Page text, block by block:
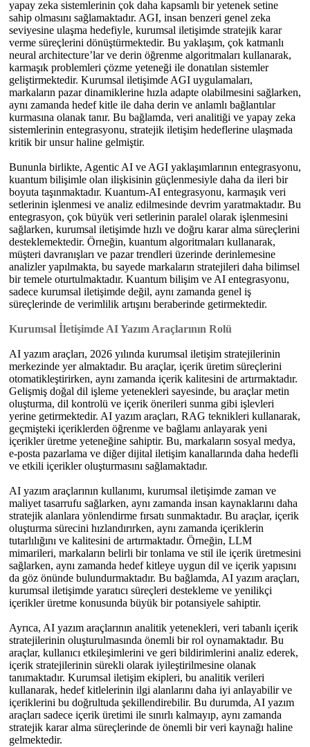
yapay zeka sistemlerinin çok daha kapsamlı bir yetenek setine
sahip olmasını sağlamaktadır. AGI, insan benzeri genel zeka
seviyesine ulaşma hedefiyle, kurumsal iletişimde stratejik karar
verme süreçlerini dönüştürmektedir. Bu yaklaşım, çok katmanlı
neural architecture’lar ve derin öğrenme algoritmaları kullanarak,
karmaşık problemleri çözme yeteneği ile donatılan sistemler
geliştirmektedir. Kurumsal iletişimde AGI uygulamaları,
markaların pazar dinamiklerine hızla adapte olabilmesini sağlarken,
aynı zamanda hedef kitle ile daha derin ve anlamlı bağlantılar
kurmasına olanak tanır. Bu bağlamda, veri analitiği ve yapay zeka
sistemlerinin entegrasyonu, stratejik iletişim hedeflerine ulaşmada
kritik bir unsur haline gelmiştir.
Bununla birlikte, Agentic AI ve AGI yaklaşımlarının entegrasyonu,
kuantum bilişimle olan ilişkisinin güçlenmesiyle daha da ileri bir
boyuta taşınmaktadır. Kuantum-AI entegrasyonu, karmaşık veri
setlerinin işlenmesi ve analiz edilmesinde devrim yaratmaktadır. Bu
entegrasyon, çok büyük veri setlerinin paralel olarak işlenmesini
sağlarken, kurumsal iletişimde hızlı ve doğru karar alma süreçlerini
desteklemektedir. Örneğin, kuantum algoritmaları kullanarak,
müşteri davranışları ve pazar trendleri üzerinde derinlemesine
analizler yapılmakta, bu sayede markaların stratejileri daha bilimsel
bir temele oturtulmaktadır. Kuantum bilişim ve AI entegrasyonu,
sadece kurumsal iletişimde değil, aynı zamanda genel iş
süreçlerinde de verimlilik artışını beraberinde getirmektedir.
Kurumsal İletişimde AI Yazım Araçlarının Rolü
AI yazım araçları, 2026 yılında kurumsal iletişim stratejilerinin
merkezinde yer almaktadır. Bu araçlar, içerik üretim süreçlerini
otomatikleştirirken, aynı zamanda içerik kalitesini de artırmaktadır.
Gelişmiş doğal dil işleme yetenekleri sayesinde, bu araçlar metin
oluşturma, dil kontrolü ve içerik önerileri sunma gibi işlevleri
yerine getirmektedir. AI yazım araçları, RAG teknikleri kullanarak,
geçmişteki içeriklerden öğrenme ve bağlamı anlayarak yeni
içerikler üretme yeteneğine sahiptir. Bu, markaların sosyal medya,
e-posta pazarlama ve diğer dijital iletişim kanallarında daha hedefli
ve etkili içerikler oluşturmasını sağlamaktadır.
AI yazım araçlarının kullanımı, kurumsal iletişimde zaman ve
maliyet tasarrufu sağlarken, aynı zamanda insan kaynaklarını daha
stratejik alanlara yönlendirme fırsatı sunmaktadır. Bu araçlar, içerik
oluşturma sürecini hızlandırırken, aynı zamanda içeriklerin
tutarlılığını ve kalitesini de artırmaktadır. Örneğin, LLM
mimarileri, markaların belirli bir tonlama ve stil ile içerik üretmesini
sağlarken, aynı zamanda hedef kitleye uygun dil ve içerik yapısını
da göz önünde bulundurmaktadır. Bu bağlamda, AI yazım araçları,
kurumsal iletişimde yaratıcı süreçleri destekleme ve yenilikçi
içerikler üretme konusunda büyük bir potansiyele sahiptir.
Ayrıca, AI yazım araçlarının analitik yetenekleri, veri tabanlı içerik
stratejilerinin oluşturulmasında önemli bir rol oynamaktadır. Bu
araçlar, kullanıcı etkileşimlerini ve geri bildirimlerini analiz ederek,
içerik stratejilerinin sürekli olarak iyileştirilmesine olanak
tanımaktadır. Kurumsal iletişim ekipleri, bu analitik verileri
kullanarak, hedef kitlelerinin ilgi alanlarını daha iyi anlayabilir ve
içeriklerini bu doğrultuda şekillendirebilir. Bu durumda, AI yazım
araçları sadece içerik üretimi ile sınırlı kalmayıp, aynı zamanda
stratejik karar alma süreçlerinde de önemli bir veri kaynağı haline
gelmektedir.